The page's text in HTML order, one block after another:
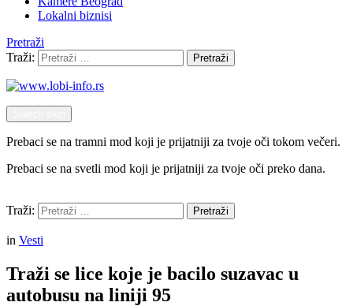
Lokalni biznisi
Pretraži
Traži:
Pretraži
Prebaci se na tramni mod koji je prijatniji za tvoje oči tokom večeri.
Prebaci se na svetli mod koji je prijatniji za tvoje oči preko dana.
Traži:
Pretraži
in Vesti
Traži se lice koje je bacilo suzavac u
autobusu na liniji 95